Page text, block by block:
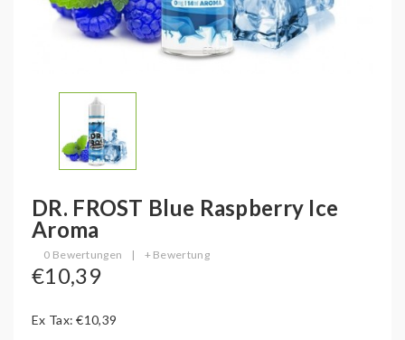
DR. FROST Blue Raspberry Ice
Aroma
0 Bewertungen | + Bewertung
€10,39
Ex Tax: €10,39